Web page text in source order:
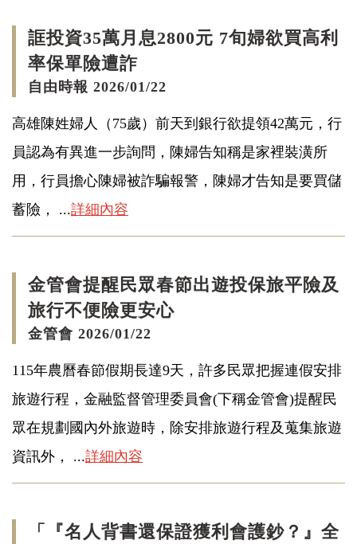
誆投資35萬月息2800元 7旬婦欲買高利
率保單險遭詐
自由時報 2026/01/22
高雄陳姓婦人（75歲）前天到銀行欲提領42萬元，行
員認為有異進一步詢問，陳婦告知稱是家裡裝潢所
用，行員擔心陳婦被詐騙報警，陳婦才告知是要買儲
蓄險， ...詳細內容
金管會提醒民眾春節出遊投保旅平險及
旅行不便險更安心
金管會 2026/01/22
115年農曆春節假期長達9天，許多民眾把握連假安排
旅遊行程，金融監督管理委員會(下稱金管會)提醒民
眾在規劃國內外旅遊時，除安排旅遊行程及蒐集旅遊
資訊外， ...詳細內容
「『名人背書還保證獲利會護鈔？』全